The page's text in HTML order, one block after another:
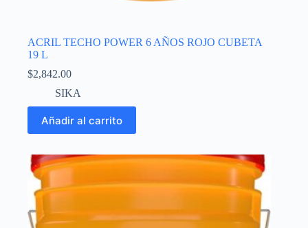
ACRIL TECHO POWER 6 AÑOS ROJO CUBETA
19 L
$2,842.00
SIKA
Añadir al carrito